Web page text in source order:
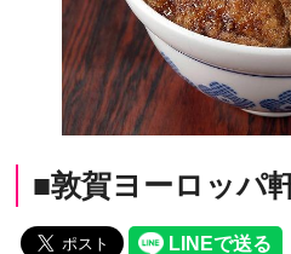
■敦賀ヨーロッパ